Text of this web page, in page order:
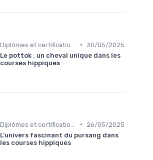
• 30/05/2025
Le pottok : un cheval unique dans les
courses hippiques
•
26/05/2025
L'univers fascinant du pursang dans
les courses hippiques